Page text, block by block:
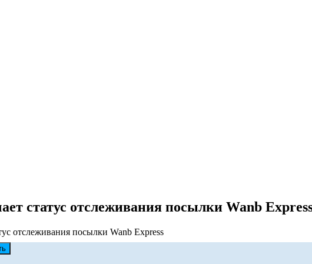
статус отслеживания посылки Wanb
отслеживания посылки Wanb Express